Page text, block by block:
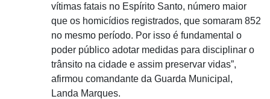
vítimas fatais no Espírito Santo, número maior
que os homicídios registrados, que somaram 852
no mesmo período. Por isso é fundamental o
poder público adotar medidas para disciplinar o
trânsito na cidade e assim preservar vidas”,
afirmou comandante da Guarda Municipal,
Landa Marques.